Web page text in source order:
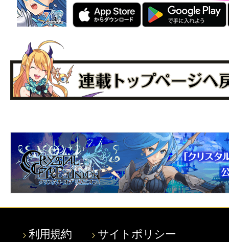
利用規約 サイトポリシー